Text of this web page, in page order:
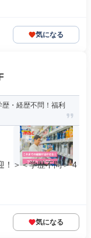
気になる
・経歴不問！福利
！＞＜学歴不問＞ 4
気になる